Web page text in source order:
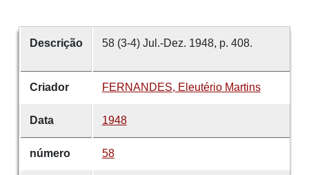
Descrição 58 (3-4) Jul.-Dez. 1948, p. 408.
Criador FERNANDES, Eleutério Martins
Data 1948
número 58